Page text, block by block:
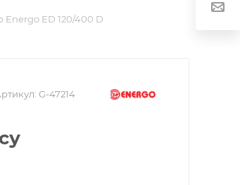
Energo ED 120/400 D
G-47214